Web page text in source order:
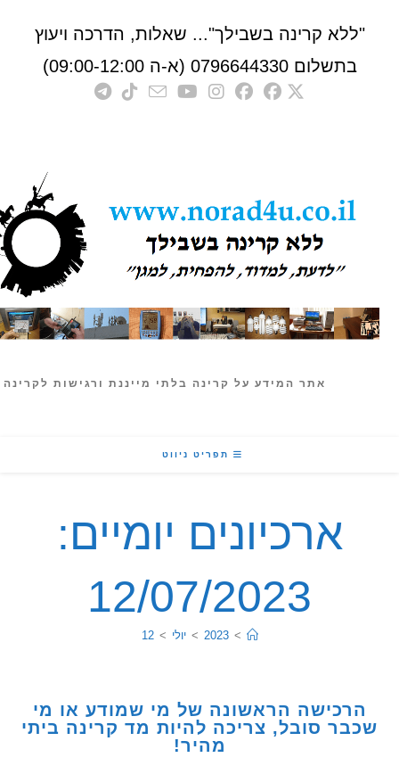
קרינה בשבילך"... שאלות, הדרכה ויעוץ
0796644330 (א-ה 09:00-12:00)
אתר המידע על קרינה בלתי מייננת ורגישות לקרינה
תפריט ניווט
ארכיונים יומיים:
12/07/2023
2023
> יולי >
12
הראשונה של מי שמודע או מי
סובל, צריכה להיות מד קרינה ביתי
מהיר!